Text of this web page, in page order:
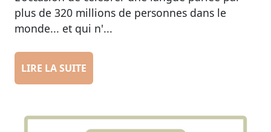
plus de 320 millions de personnes dans le
monde... et qui n'...
LIRE LA SUITE